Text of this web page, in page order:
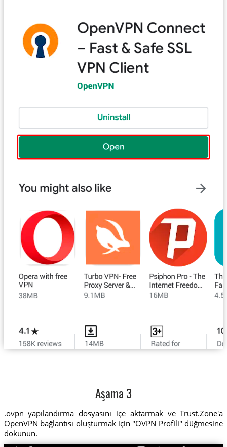
Aşama 3
.ovpn yapılandırma dosyasını içe aktarmak ve Trust.Zone'a
OpenVPN bağlantısı oluşturmak için "OVPN Profili" düğmesine
dokunun.